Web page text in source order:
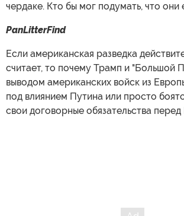
чердаке. Кто бы мог подумать, что они
PanLitterFind
Если американская разведка
считает, то почему Трамп и "Большой
выводом американских войск из
под влиянием Путина или просто
свои договорные обязательства